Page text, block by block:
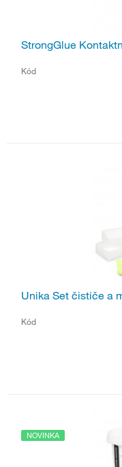
StrongGlue
Kód
Unika Set čističe a
Kód
NOVINKA